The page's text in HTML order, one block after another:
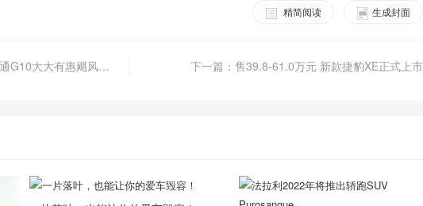
生成封面
精简阅读
上一篇：“大大送车，全民抢油”大通G10大大有惠飓风来袭 下一篇：售39.8-61.0万元 新款捷豹XE正式上市